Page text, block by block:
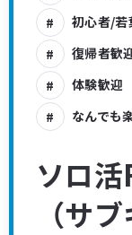
初心者/若
復帰者歓
体験歓迎
なんでも
ソロ
（サ